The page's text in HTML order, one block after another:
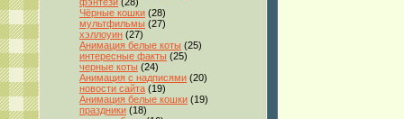
Чёрные кошки (28)
мультфильмы (27)
хэллоуин (27)
Анимация белые коты (25)
интересные факты (25)
черные коты (24)
Анимация с надписями (20)
новости сайта (19)
Анимация белые кошки (19)
праздники (18)